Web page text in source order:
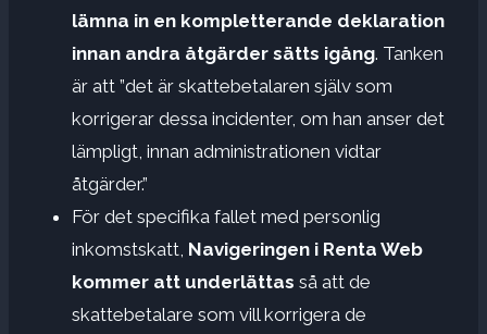
lämna in en kompletterande deklaration
innan andra åtgärder sätts igång. Tanken
är att ”det är skattebetalaren själv som
korrigerar dessa incidenter, om han anser det
lämpligt, innan administrationen vidtar
åtgärder.”
För det specifika fallet med personlig
inkomstskatt, Navigeringen i Renta Web
kommer att underlättas så att de
skattebetalare som vill korrigera de